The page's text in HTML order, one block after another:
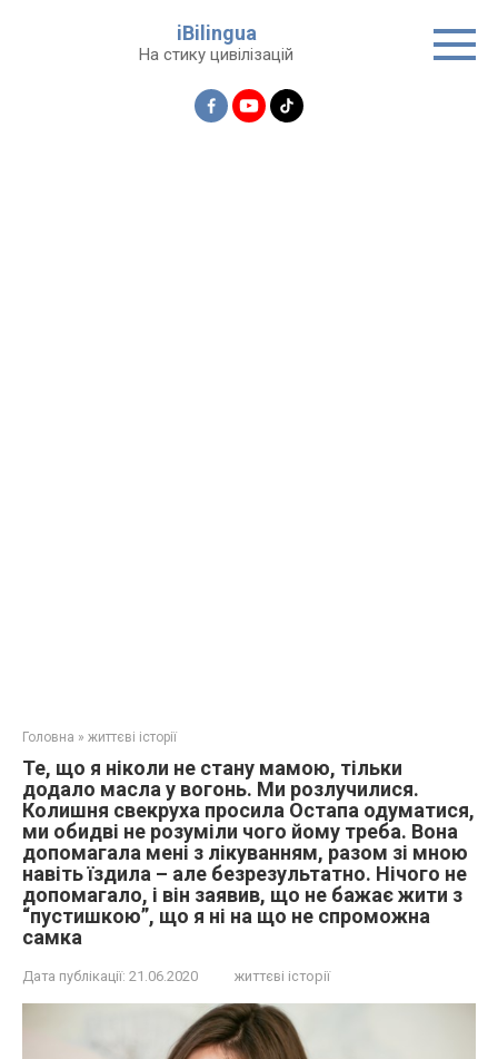
iBilingua
На стику цивілізацій
Головна » життєві історії
Те, що я ніколи не стану мамою, тільки
додало масла у вогонь. Ми розлучилися.
Колишня свекруха просила Остапа одуматися,
ми обидві не розуміли чого йому треба. Вона
допомагала мені з лікуванням, разом зі мною
навіть їздила – але безрезультатно. Нічого не
допомагало, і він заявив, що не бажає жити з
“пустишкою”, що я ні на що не спроможна
самка
Дата публікації: 21.06.2020 життєві історії